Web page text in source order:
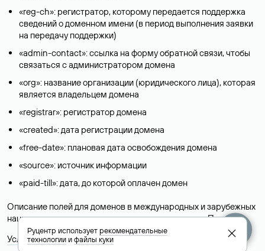
«reg-ch»: регистратор, которому передается поддержка
сведений о доменном имени (в период выполнения заявки
на передачу поддержки)
«admin-contact»: ссылка на форму обратной связи, чтобы
связаться с администратором домена
«org»: название организации (юридического лица), которая
является владельцем домена
«registrar»: регистратор домена
«created»: дата регистрации домена
«free-date»: плановая дата освобождения домена
«source»: источник информации
«paid-till»: дата, до которой оплачен домен
Описание полей для доменов в международных и зарубежных
национальных доменах представлены в разделе «Помощь».
Условия использования Whois-сервиса
Руцентр используетрекомендательные
технологииифайлы куки